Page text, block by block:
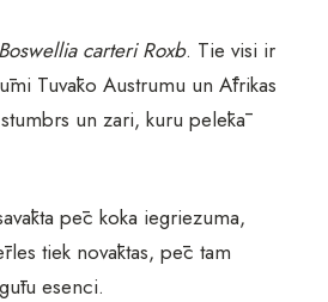
Boswellia carteri Roxb. Tie visi ir
Tuvāko Austrumu un Āfrikas
un zari, kuru pelēkā
pēc koka iegriezuma,
tiek novāktas, pēc tam
esenci.